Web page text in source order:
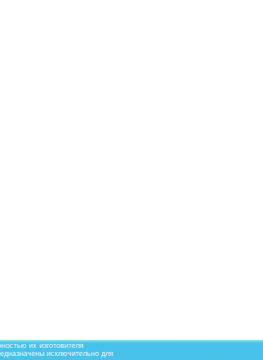
их изготовителя
исключительно для